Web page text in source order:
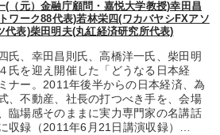
(（元）金融庁顧問・嘉悦大学教授)幸田昌
ワーク88代表)若林栄四(ワカバヤシFXアソ
代表)柴田明夫(丸紅経済研究所代表)
氏、幸田昌則氏、高橋洋一氏、柴田明
氏を迎え開催した「どうなる日本経
ナー。2011年後半からの日本経済、為
、不動産、社長の打つべき手を、会場
臨場感そのままに実力専門家の名講話
収録（2011年6月21日講演収録）…